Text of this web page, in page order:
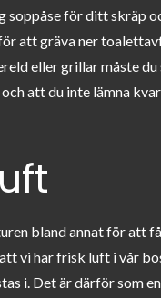
soppåse för ditt skräp
att gräva ner
eller grillar måste
att du inte lämna
bland annat för att
vi har frisk luft i vår
i. Det är därför som